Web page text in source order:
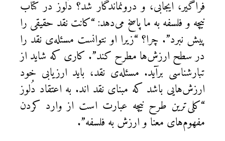
فراگیر، ایجابی، و درونماندگار شد؟ دُلوز در کتاب
نیچه و فلسفه به ما پاسخ می‌دهد: “کانت نقد حقیقی را
پیش نبرد”. چرا؟ “زیرا او نتوانست مسئله‌ی نقد را
در سطح ارزش‌ها مطرح کند”. کاری که شاید از
تبارشناسی برآید. مسئله‌ی نقد، باید ارزیابی خود
ارزش‌هایی باشد که مبنای نقد اند. به اعتقاد دُلوز
“کلی‌ترین طرح نیچه عبارت است از وارد کردن
مفهوم‌های معنا و ارزش به فلسفه”.